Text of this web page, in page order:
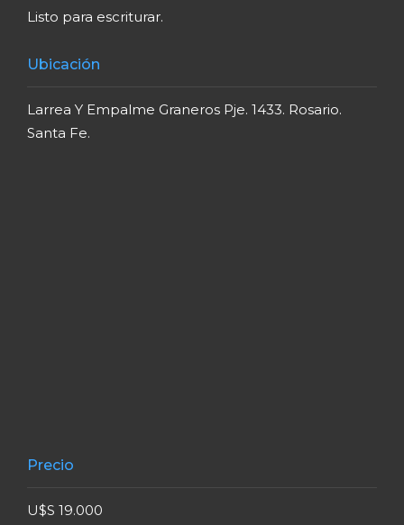
Listo para escriturar.
Ubicación
Larrea Y Empalme Graneros Pje. 1433. Rosario.
Santa Fe.
Precio
U$S 19.000